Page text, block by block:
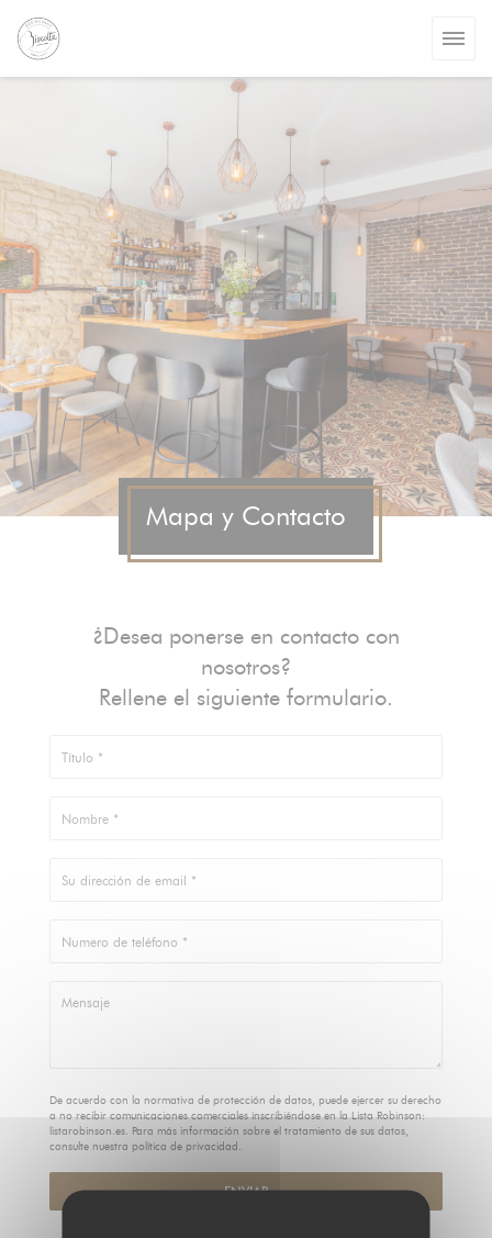
Mapa y Contacto
¿Desea ponerse en contacto con
nosotros?
Rellene el siguiente formulario.
De acuerdo con la normativa de protección de datos, puede ejercer su derecho
a no recibir comunicaciones comerciales inscribiéndose en la Lista Robinson:
listarobinson.es. Para más información sobre el tratamiento de sus datos,
consulte nuestra política de privacidad.